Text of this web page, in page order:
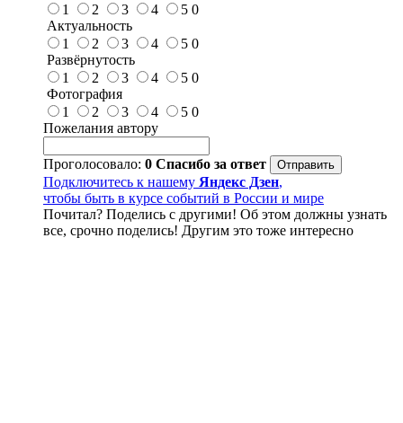
1
2 3 4 5 0
Актуальность
1
2 3 4 5 0
Развёрнутость
1
2 3 4 5 0
Фотография
1
2 3 4 5 0
Пожелания автору
Проголосовало: 0 Спасибо за ответ
Подключитесь к нашему Яндекс Дзен,
чтобы быть в курсе событий в России и мире
Почитал? Поделись с другими! Об этом должны узнать
все, срочно поделись! Другим это тоже интересно